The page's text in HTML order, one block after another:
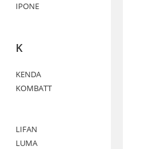
IPONE
K
KENDA
KOMBATT
LIFAN
LUMA